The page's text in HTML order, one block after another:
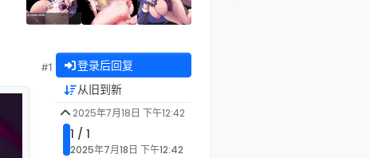
#1 登录后回复
从旧到新
2025年7月18日 下午12:42
1 / 1
2025年7月18日 下午12:42